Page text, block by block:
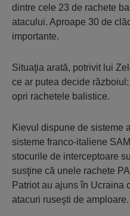
dintre cele 23 de rachete
atacului. Aproape 30 de
importante.
Situaţia arată, potrivit lui
ce ar putea decide
opri rachetele balistice.
Kievul dispune de sisteme
sisteme franco-italiene
stocurile de interceptoare
susţine că unele rachete
Patriot au ajuns în Ucraina
atacuri ruseşti de amploare.